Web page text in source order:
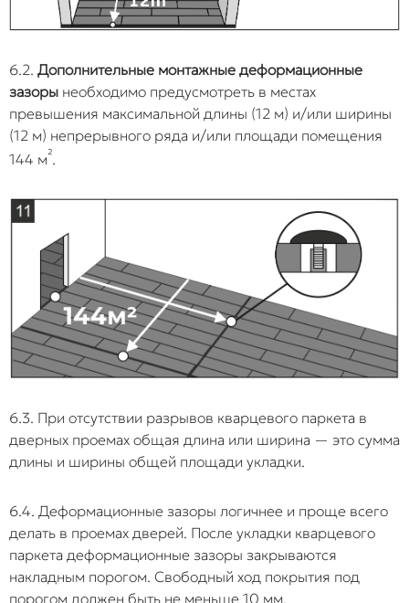
6.2. Дополнительные монтажные деформационные
зазоры необходимо предусмотреть в местах
превышения максимальной длины (12 м) и/или ширины
(12 м) непрерывного ряда и/или площади помещения
144 м².
6.3. При отсутствии разрывов кварцевого паркета в
дверных проемах общая длина или ширина — это сумма
длины и ширины общей площади укладки.
6.4. Деформационные зазоры логичнее и проще всего
делать в проемах дверей. После укладки кварцевого
паркета деформационные зазоры закрываются
накладным порогом. Свободный ход покрытия под
порогом должен быть не меньше 10 мм.